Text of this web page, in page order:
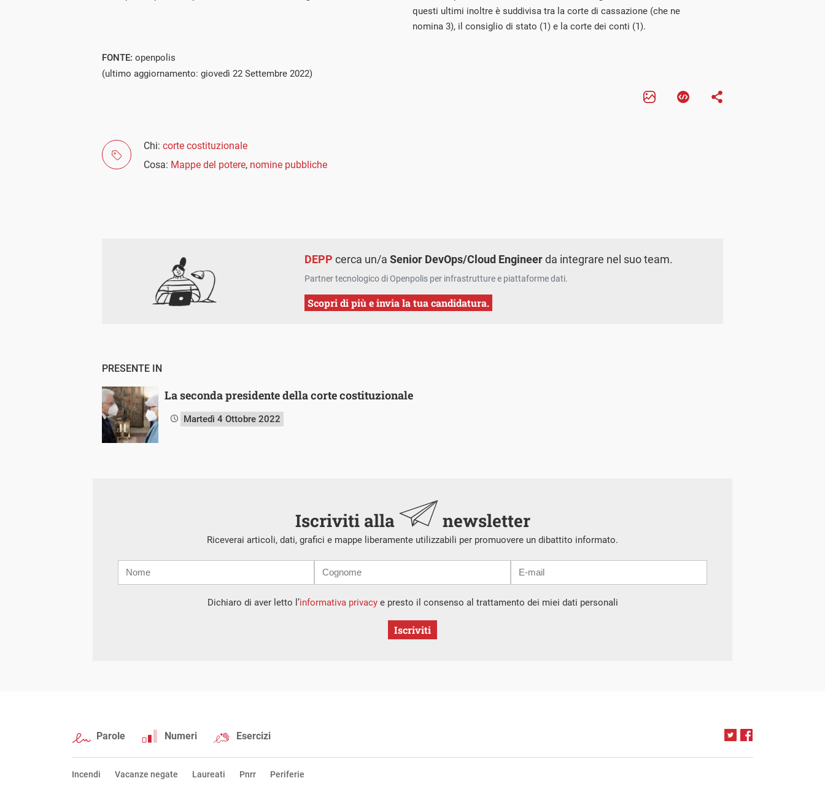
questi ultimi inoltre è suddivisa tra la corte di cassazione (che ne
nomina 3), il consiglio di stato (1) e la corte dei conti (1).
FONTE: openpolis
(ultimo aggiornamento: giovedì 22 Settembre 2022)
Chi: corte costituzionale
Cosa: Mappe del potere, nomine pubbliche
DEPP cerca un/aSenior DevOps/Cloud Engineerda integrare nel suo team.
Partner tecnologico di Openpolis per infrastrutture e piattaforme dati.
Scopri di più e invia la tua candidatura.
PRESENTE IN
La seconda presidente della corte costituzionale
Martedì 4 Ottobre 2022
Iscriviti alla newsletter
Riceverai articoli, dati, grafici e mappe liberamente utilizzabili per promuovere un dibattito informato.
mail
Dichiaro di aver letto l’informativa privacye presto il consenso al trattamento dei miei dati personali
Iscriviti
Parole Numeri Esercizi
Incendi Vacanze negate Laureati Pnrr Periferie